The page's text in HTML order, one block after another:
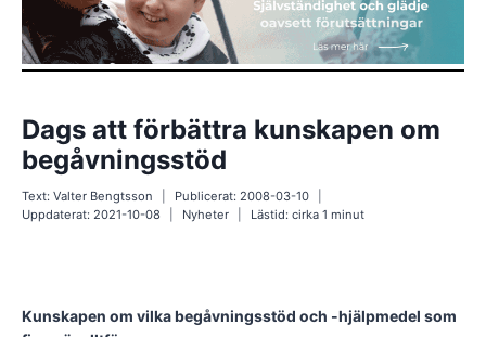
Dags att förbättra kunskapen om
begåvningsstöd
Text: Valter Bengtsson Publicerat: 2008-03-10
Uppdaterat: 2021-10-08 Nyheter Lästid: cirka1minut
Kunskapen om vilka begåvningsstöd och -hjälpmedel som